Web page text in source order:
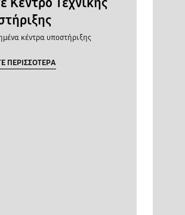
κέντρα υποστήριξης
ΠΕΡΙΣΣΟΤΕΡΑ